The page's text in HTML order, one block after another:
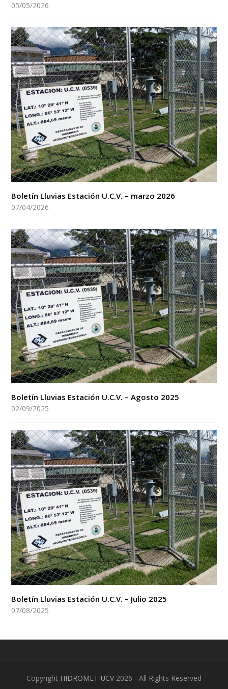
05/05/2026
Boletín Lluvias Estación U.C.V. – marzo 2026
07/04/2026
Boletín Lluvias Estación U.C.V. – Agosto 2025
02/09/2025
Boletín Lluvias Estación U.C.V. – Julio 2025
07/08/2025
Copyright HIDROMET-UCV 2026 - All Rights Reserved